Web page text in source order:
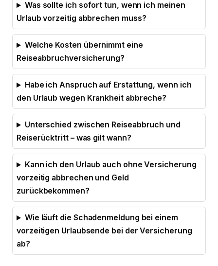
Was sollte ich sofort tun, wenn ich meinen
Urlaub vorzeitig abbrechen muss?
Welche Kosten übernimmt eine
Reiseabbruchversicherung?
Habe ich Anspruch auf Erstattung, wenn ich
den Urlaub wegen Krankheit abbreche?
Unterschied zwischen Reiseabbruch und
Reiserücktritt – was gilt wann?
Kann ich den Urlaub auch ohne Versicherung
vorzeitig abbrechen und Geld
zurückbekommen?
Wie läuft die Schadenmeldung bei einem
vorzeitigen Urlaubsende bei der Versicherung
ab?